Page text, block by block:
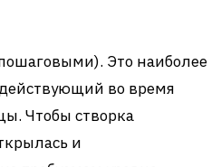
Это наиболее
во время
Чтобы створка
и